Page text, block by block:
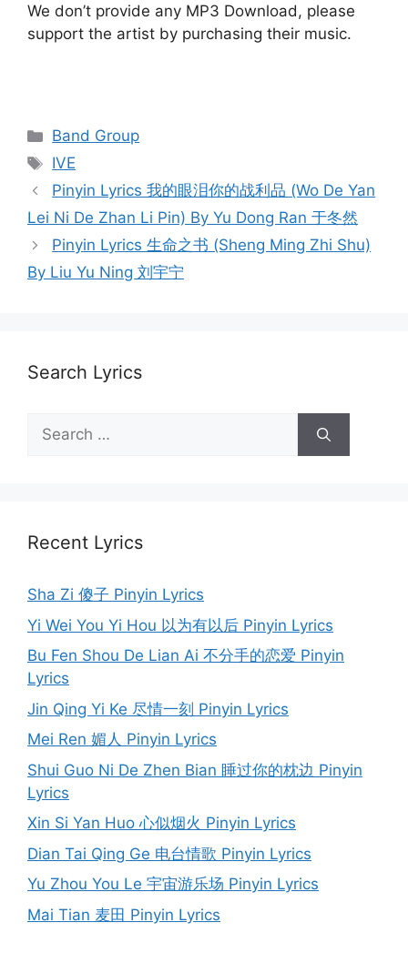
We don’t provide any MP3 Download, please
support the artist by purchasing their music.
Categories
Band Group
Tags
IVE
Post
navigation
Pinyin Lyrics 我的眼泪你的战利品 (Wo De Yan
Lei Ni De Zhan Li Pin) By Yu Dong Ran 于冬然
Pinyin Lyrics 生命之书 (Sheng Ming Zhi Shu)
By Liu Yu Ning 刘宇宁
Search Lyrics
Search
for:
Recent Lyrics
Sha Zi 傻子 Pinyin Lyrics
Yi Wei You Yi Hou 以为有以后 Pinyin Lyrics
Bu Fen Shou De Lian Ai 不分手的恋爱 Pinyin
Lyrics
Jin Qing Yi Ke 尽情一刻 Pinyin Lyrics
Mei Ren 媚人 Pinyin Lyrics
Shui Guo Ni De Zhen Bian 睡过你的枕边 Pinyin
Lyrics
Xin Si Yan Huo 心似烟火 Pinyin Lyrics
Dian Tai Qing Ge 电台情歌 Pinyin Lyrics
Yu Zhou You Le 宇宙游乐场 Pinyin Lyrics
Mai Tian 麦田 Pinyin Lyrics